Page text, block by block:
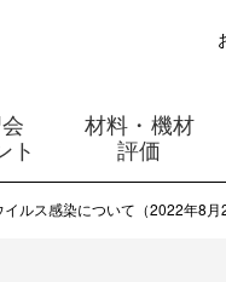
ト
材料・機材
評価
ルス感染について（2022年8月2